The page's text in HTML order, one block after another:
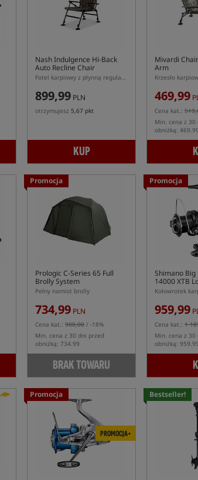
Nash Indulgence Hi-Back
Auto Recline Chair
Fotel karpiowy z płynną regulacją kąta oparcia
899,99 PLN
otrzymujesz 5,67 pkt
KUP
Mivardi
Arm
469,99
Cena kat.:
Min. cena z 30
obniżką: 469.99
Promocja
Prologic C-Series 65 Full
Brolly System
Pełny namiot brolly
734,99 PLN
Cena kat.: 900,00 / -18%
Min. cena z 30 dni przed
obniżką: 734.99
BRAK TOWARU
Promocja
Shimano
14000 XTB
959,99
Cena kat.: 1
Min. cena z 30
obniżką: 959.99
Promocja
PROMOCJA+
Bestseller!